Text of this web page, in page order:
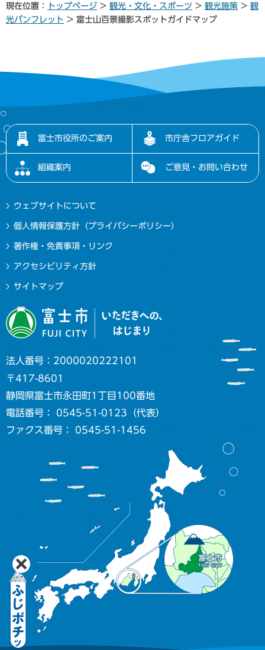
現在位置： トップページ > 観光・文化・スポーツ > 観光施策 > 観
光パンフレット > 富士山百景撮影スポットガイドマップ
富士市役所のご案内 市庁舎フロアガイド
組織案内 ご意見・お問い合わせ
ウェブサイトについて
個人情報保護方針（プライバシーポリシー）
著作権・免責事項・リンク
アクセシビリティ方針
サイトマップ
法人番号：2000020222101
〒417-8601
静岡県富士市永田町1丁目100番地
電話番号： 0545-51-0123（代表）
ファクス番号： 0545-51-1456